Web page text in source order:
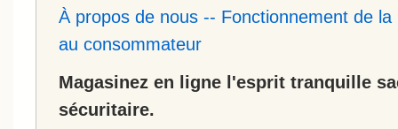
À propos de nous -- Fonctionnement de
au consommateur
Magasinez en ligne l'esprit tranquille
sécuritaire.